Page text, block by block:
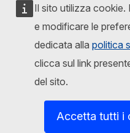
Il sito utilizza cookie.
e modificare le
dedicata alla politica
clicca sul link
del sito.
Accetta tutti i